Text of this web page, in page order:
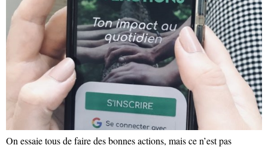
On essaie tous de faire des bonnes actions, mais ce n’est pas